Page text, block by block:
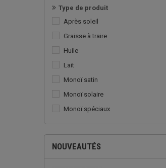
Rafraîchissant
Respect des océans
Réparatrice
Sublimant
Type de produit
Après soleil
Graisse à traire
Huile
Lait
Monoï satin
Monoï solaire
Monoï spéciaux
Pack
NOUVEAUTÉS